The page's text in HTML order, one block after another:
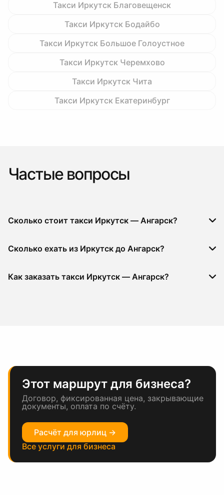
Такси Иркутск Благовещенск
Такси Иркутск Бодайбо
Такси Иркутск Большое Голоустное
Такси Иркутск Черемхово
Такси Иркутск Чита
Такси Иркутск Екатеринбург
Частые вопросы
Сколько стоит такси Иркутск — Ангарск?
Сколько ехать из Иркутск до Ангарск?
Как заказать такси Иркутск — Ангарск?
Этот маршрут для бизнеса?
Договор, фиксированная цена, закрывающие
документы, оплата по счёту.
Расчёт для юрлиц →
Все услуги для бизнеса